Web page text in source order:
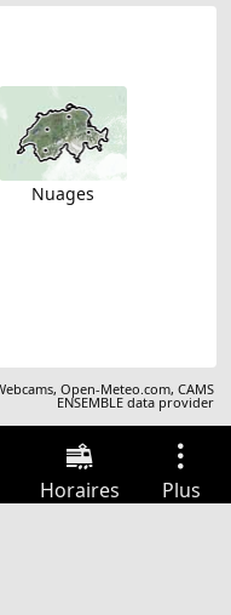
Nuages
,Open-Meteo.com,CAMS
ENSEMBLE data provider
Horaires Plus